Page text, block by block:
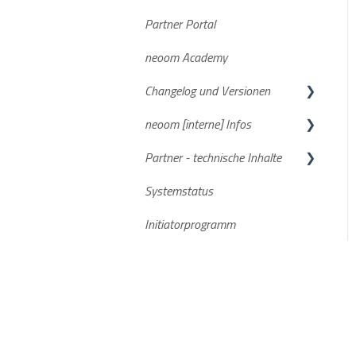
Häufige Fragen
Datenaufzeichnung
Dokumente/Unterlagen
NEEO
STAAK und STAAK Eco
Allgemein
Smartmeter
Partner Portal
neoom Academy
Changelog und Versionen
BEAAM Software
neoom App
Aktuelle Software Versionen
neoom [interne] Infos
FAQs
Partner - technische Inhalte
Stromspeicher
Systemstatus
Initiatorprogramm